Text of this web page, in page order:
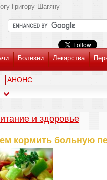
Григору Шагяну
Болезни Лекарства
АНОНС
и здоровье
кормить больную